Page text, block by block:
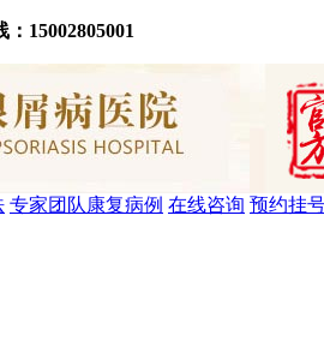
15002805001
专家团队 康复病例 在线咨询 预约挂